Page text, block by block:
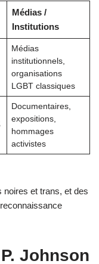
Médias /
Institutions
Médias
institutionnels,
organisations
LGBT classiques
Documentaires,
expositions,
hommages
activistes
noires et trans, et des
Johnson